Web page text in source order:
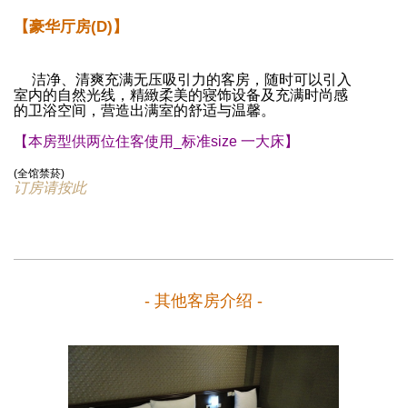
【豪华厅房(D)】
洁净、清爽充满无压吸引力的客房，随时可以引入
室内的自然光线，精緻柔美的寝饰设备及充满时尚感
的卫浴空间，营造出满室的舒适与温馨。
【本房型供两位住客使用_标准size 一大床】
(全馆禁菸)
订房请按此
- 其他客房介绍 -